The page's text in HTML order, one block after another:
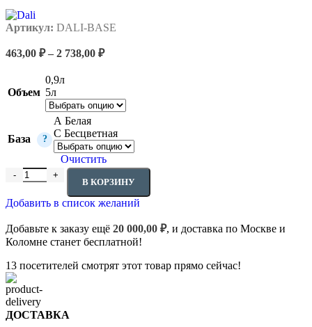
Артикул: DALI-BASE
463,00 ₽ – 2 738,00 ₽Диапазон
2
Объем
0,9л
5л
База ?
А Белая
С Бесцветная
Очистить
Количество товара DALI-DECOR® BASE Краска для
В КОРЗИНУ
Добавить в список желаний
Добавьте к заказу ещё 20 000,00 ₽, и доставка по Москве и
Коломне станет бесплатной!
13 посетителей смотрят этот товар прямо сейчас!
ДОСТАВКА